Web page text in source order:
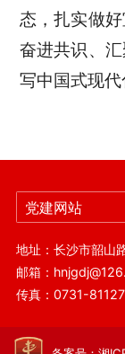
态，扎实做
奋进共识、
写中国式现
党建网站
地址：长沙市韶山
邮箱：
传真：0731-